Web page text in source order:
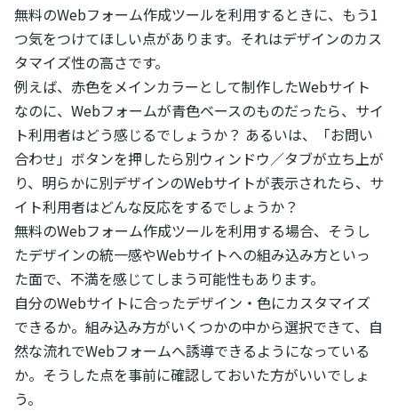
無料のWebフォーム作成ツールを利用するときに、もう1
つ気をつけてほしい点があります。それはデザインのカス
タマイズ性の高さです。
例えば、赤色をメインカラーとして制作したWebサイト
なのに、Webフォームが青色ベースのものだったら、サイ
ト利用者はどう感じるでしょうか？ あるいは、「お問い
合わせ」ボタンを押したら別ウィンドウ／タブが立ち上が
り、明らかに別デザインのWebサイトが表示されたら、サ
イト利用者はどんな反応をするでしょうか？
無料のWebフォーム作成ツールを利用する場合、そうし
たデザインの統一感やWebサイトへの組み込み方といっ
た面で、不満を感じてしまう可能性もあります。
自分のWebサイトに合ったデザイン・色にカスタマイズ
できるか。組み込み方がいくつかの中から選択できて、自
然な流れでWebフォームへ誘導できるようになっている
か。そうした点を事前に確認しておいた方がいいでしょ
う。